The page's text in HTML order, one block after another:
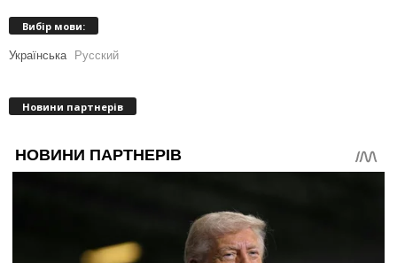
Вибір мови:
Українська Русский
Новини партнерів